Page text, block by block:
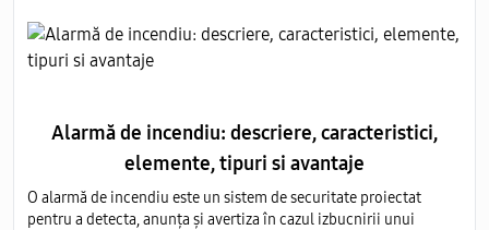
Alarmă de incendiu: descriere, caracteristici,
elemente, tipuri si avantaje
O alarmă de incendiu este un sistem de securitate proiectat
pentru a detecta, anunța și avertiza în cazul izbucnirii unui